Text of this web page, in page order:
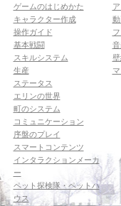
ゲームのはじめかた
キャラクター作成
操作ガイド
基本戦闘
スキルシステム
生産
ステータス
エリンの世界
町のシステム
コミュニケーション
序盤のプレイ
スマートコンテンツ
インタラクションメーカ
ー
ペット探検隊・ペットハ
ウス